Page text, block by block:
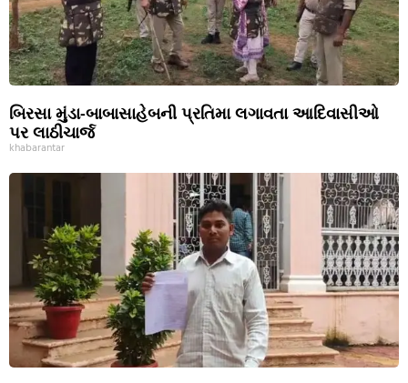
બિરસા મુંડા-બાબાસાહેબની પ્રતિમા લગાવતા આદિવાસીઓ
પર લાઠીચાર્જ
khabarantar